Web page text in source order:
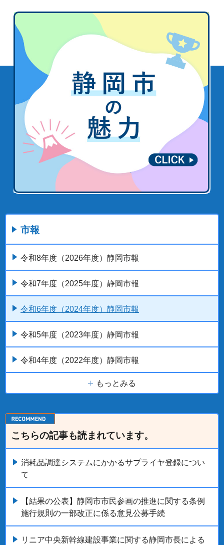
市報
令和8年度（2026年度）静岡市報
令和7年度（2025年度）静岡市報
令和6年度（2024年度）静岡市報
令和5年度（2023年度）静岡市報
令和4年度（2022年度）静岡市報
もっとみる
こちらの記事も読まれています。
消耗品調達システムにかかるサプライヤ登録につい
て
【結果の公表】静岡市市民参画の推進に関する条例
施行規則の一部改正に係る意見公募手続
リニア中央新幹線建設事業に関する静岡市長による